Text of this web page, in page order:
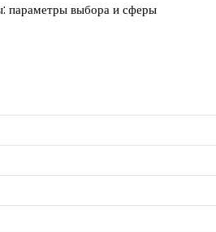
параметры выбора и сферы